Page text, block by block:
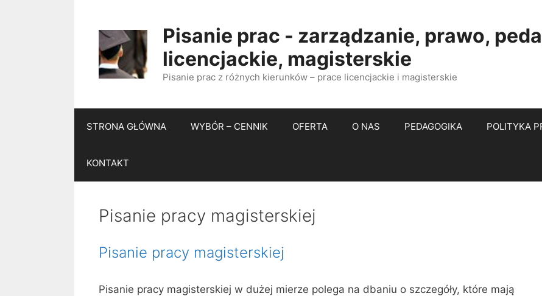
Pisanie prac - zarządzanie, prawo,
licencjackie, magisterskie
Pisanie prac z różnych kierunków – prace licencjackie i magisterskie
STRONA GŁÓWNA WYBÓR – CENNIK OFERTA O NAS PEDAGOGIKA POLITYKA
KONTAKT
Pisanie pracy magisterskiej
Pisanie pracy magisterskiej
Pisanie pracy magisterskiej w dużej mierze polega na dbaniu o szczegóły, które mają